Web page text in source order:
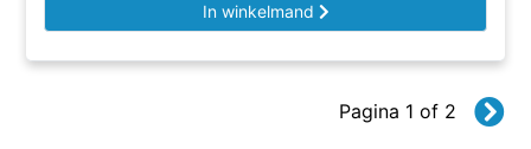
In winkelmand
Pagina 1 of 2